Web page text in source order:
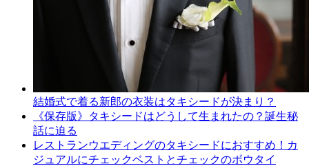
結婚式で着る新郎の衣装はタキシードが決まり？
《保存版》タキシードはどうして生まれたの？誕生秘
話に迫る
レストランウエディングのタキシードにおすすめ！カ
ジュアルにチェックベストとチェックのボウタイ